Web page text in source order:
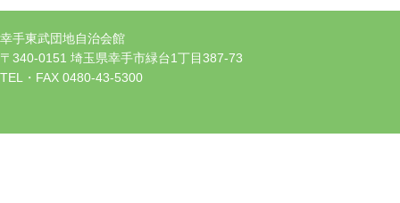
幸手東武団地自治会館
〒340-0151 埼玉県幸手市緑台1丁目387-73
TEL・FAX 0480-43-5300